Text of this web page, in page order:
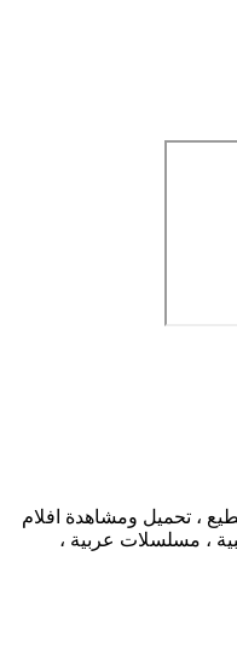
، تحميل ومشاهدة افلام
، مسلسلات عربية ،